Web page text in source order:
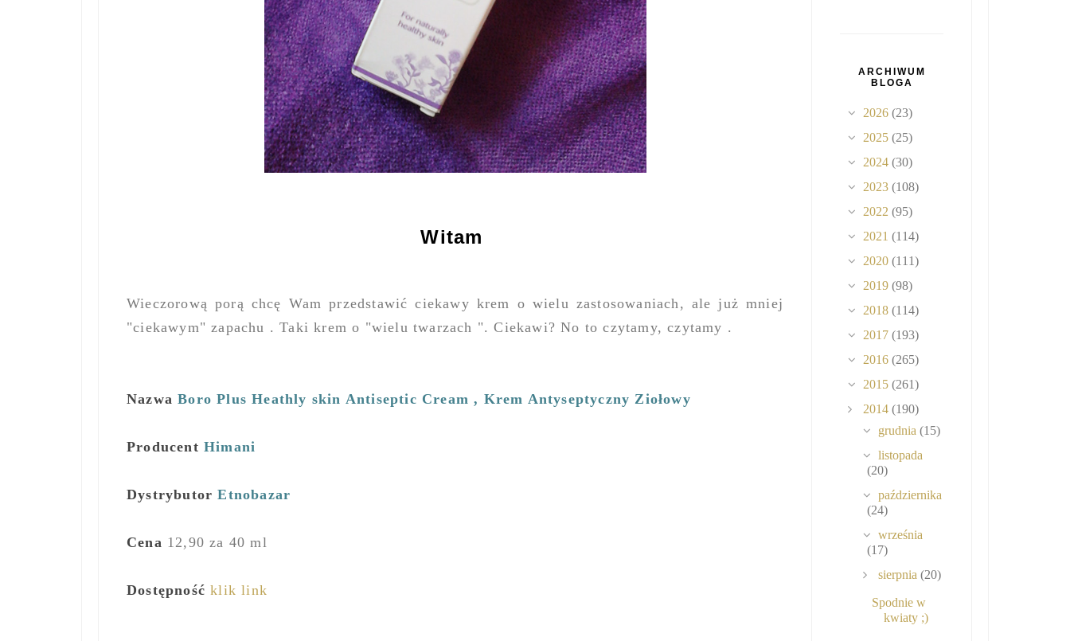
Witam
Wieczorową porą chcę Wam przedstawić ciekawy krem o wielu zastosowaniach, ale już mniej
"ciekawym" zapachu . Taki krem o "wielu twarzach ". Ciekawi? No to czytamy, czytamy .
Nazwa Boro Plus Heathly skin Antiseptic Cream , Krem Antyseptyczny Ziołowy
Producent Himani
Dystrybutor Etnobazar
Cena 12,90 za 40 ml
Dostępność klik link
ARCHIWUM
BLOGA
2026 (23)
2025 (25)
2024 (30)
2023 (108)
2022 (95)
2021 (114)
2020 (111)
2019 (98)
2018 (114)
2017 (193)
2016 (265)
2015 (261)
2014 (190)
grudnia(15)
listopada
(20)
października
(24)
września
(17)
sierpnia(20)
Spodnie w
kwiaty ;)